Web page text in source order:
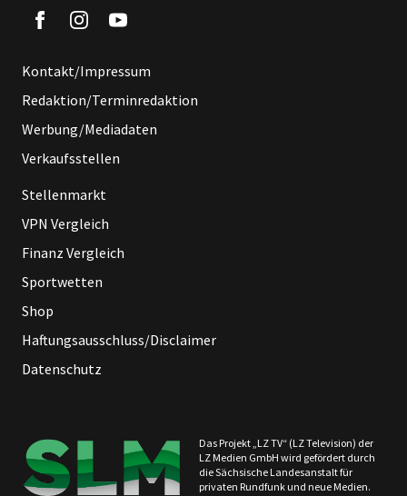
Kontakt/Impressum
Redaktion/Terminredaktion
Werbung/Mediadaten
Verkaufsstellen
Stellenmarkt
VPN Vergleich
Finanz Vergleich
Sportwetten
Shop
Haftungsausschluss/Disclaimer
Datenschutz
Das Projekt „LZ TV“ (LZ Television) der
LZ Medien GmbH wird gefördert durch
die Sächsische Landesanstalt für
privaten Rundfunk und neue Medien.